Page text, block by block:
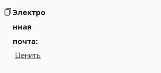
Электро
нная
почта:
Ценить